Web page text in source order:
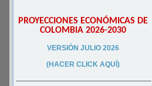
PROYECCIONES ECONÓMICAS DE
COLOMBIA 2026-2030
VERSIÓN JULIO 2026
(HACER CLICK AQUÍ)
–––––––––––––––––––––––––––––––––